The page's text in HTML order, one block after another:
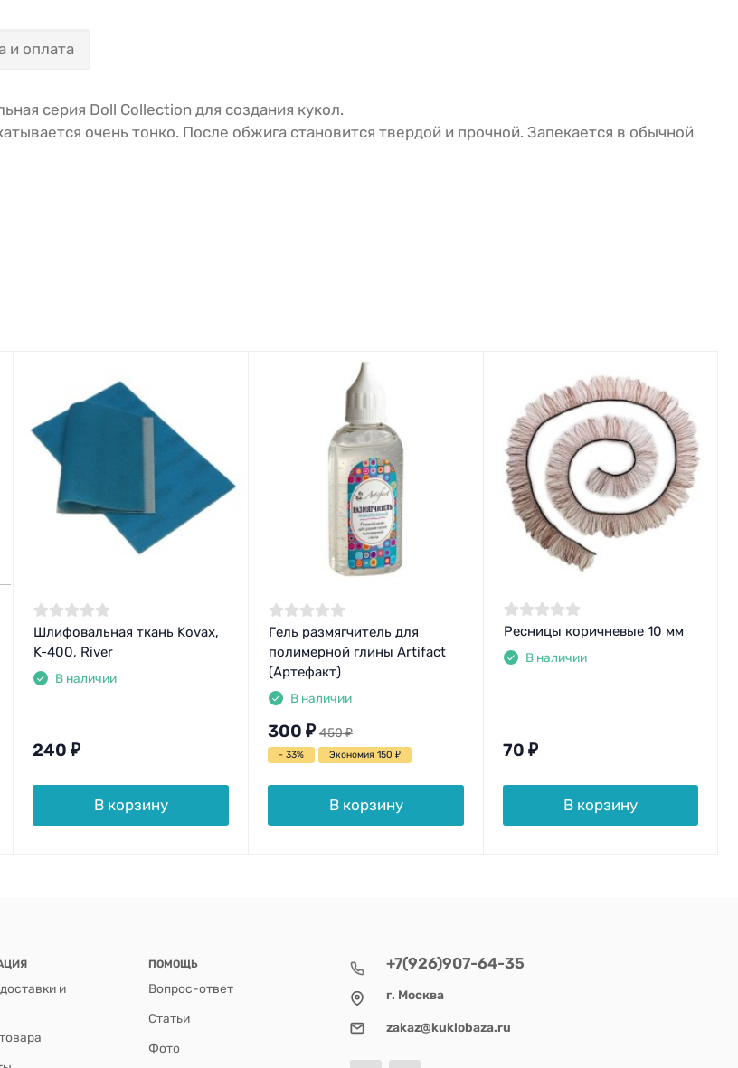
и оплата
серия Doll Collection для создания кукол.
очень тонко. После обжига становится твердой и прочной. Запекается в обычной
Шлифовальная ткань Kovax,
K-400, River
В наличии
240 ₽
В корзину
Гель размягчитель для
полимерной глины Artifact
(Артефакт)
В наличии
300 ₽ 450₽
- 33% Экономия 150 ₽
В корзину
Ресницы коричневые 10 мм
В наличии
70 ₽
В корзину
и
ПОМОЩЬ
Вопрос-ответ
Статьи
Фото
+7(926)907-64-35
г. Москва
zakaz@kuklobaza.ru